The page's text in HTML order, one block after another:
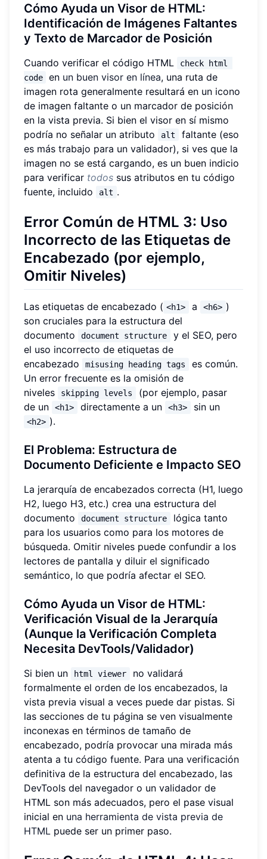
Cómo Ayuda un Visor de HTML:
Identificación de Imágenes Faltantes
y Texto de Marcador de Posición
Cuando verificar el código HTML
check html
code
en un buen visor en línea, una ruta de
imagen rota generalmente resultará en un icono
de imagen faltante o un marcador de posición
en la vista previa. Si bien el visor en sí mismo
podría no señalar un atributo
alt
faltante (eso
es más trabajo para un validador), si ves que la
imagen no se está cargando, es un buen indicio
para verificar todos sus atributos en tu código
fuente, incluido
alt .
Error Común de HTML 3: Uso
Incorrecto de las Etiquetas de
Encabezado (por ejemplo,
Omitir Niveles)
Las etiquetas de encabezado ( <h1> a <h6> )
son cruciales para la estructura del
documento
document structure
y el SEO, pero
el uso incorrecto de etiquetas de
encabezado
misusing heading tags
es común.
Un error frecuente es la omisión de
niveles
skipping levels
(por ejemplo, pasar
de un
<h1> directamente a un <h3> sin un
<h2> ).
El Problema: Estructura de
Documento Deficiente e Impacto SEO
La jerarquía de encabezados correcta (H1, luego
H2, luego H3, etc.) crea una estructura del
documento
document structure
lógica tanto
para los usuarios como para los motores de
búsqueda. Omitir niveles puede confundir a los
lectores de pantalla y diluir el significado
semántico, lo que podría afectar el SEO.
Cómo Ayuda un Visor de HTML:
Verificación Visual de la Jerarquía
(Aunque la Verificación Completa
Necesita DevTools/Validador)
Si bien un html viewer
no validará
formalmente el orden de los encabezados, la
vista previa visual a veces puede dar pistas. Si
las secciones de tu página se ven visualmente
inconexas en términos de tamaño de
encabezado, podría provocar una mirada más
atenta a tu código fuente. Para una verificación
definitiva de la estructura del encabezado, las
DevTools del navegador o un validador de
HTML son más adecuados, pero el pase visual
inicial en una herramienta de vista previa de
HTML puede ser un primer paso.